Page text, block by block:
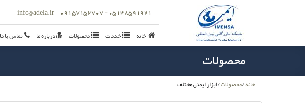
05138591921 - 09157152707
info@adela.ir
خانه خدمات محصولات درباره ما تماس با ما
محصولات
خانه/محصولات/ابزار ایمنی مختلف